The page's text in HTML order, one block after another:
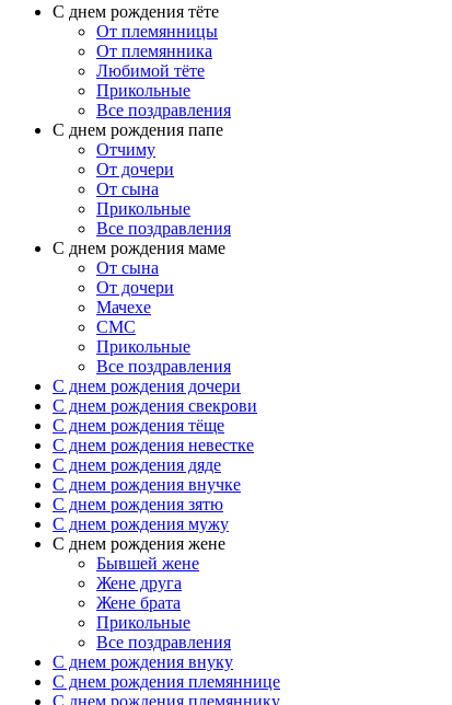
С днем рождения тёте
От племянницы
От племянника
Любимой тёте
Прикольные
Все поздравления
C днем рождения папе
Отчиму
От дочери
От сына
Прикольные
Все поздравления
С днем рождения маме
От сына
От дочери
Мачехе
СМС
Прикольные
Все поздравления
C днем рождения дочери
C днем рождения свекрови
C днем рождения тёще
C днем рождения невестке
C днем рождения дяде
C днем рождения внучке
C днем рождения зятю
C днем рождения мужу
С днем рождения жене
Бывшей жене
Жене друга
Жене брата
Прикольные
Все поздравления
C днем рождения внуку
C днем рождения племяннице
C днем рождения племяннику